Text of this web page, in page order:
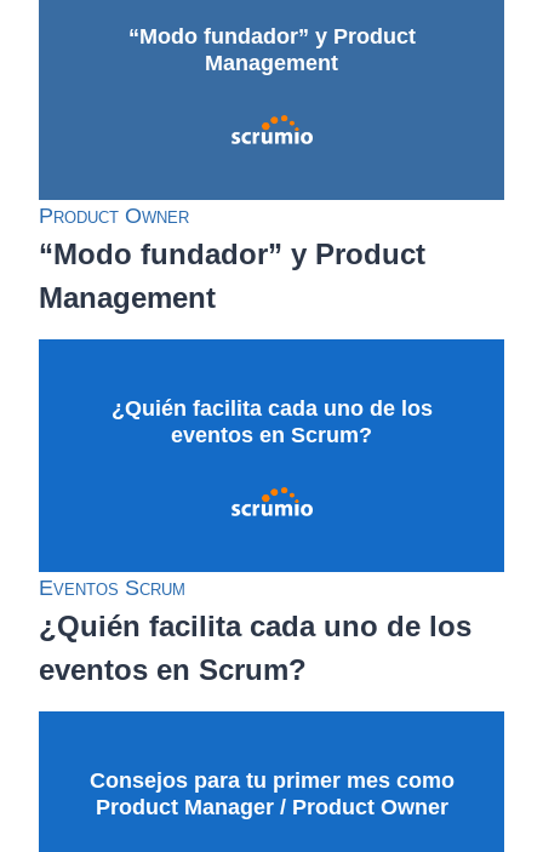
“Modo fundador” y Product
Management
Product Owner
“Modo fundador” y Product
Management
¿Quién facilita cada uno de los
eventos en Scrum?
Eventos Scrum
¿Quién facilita cada uno de los
eventos en Scrum?
Consejos para tu primer mes como
Product Manager / Product Owner